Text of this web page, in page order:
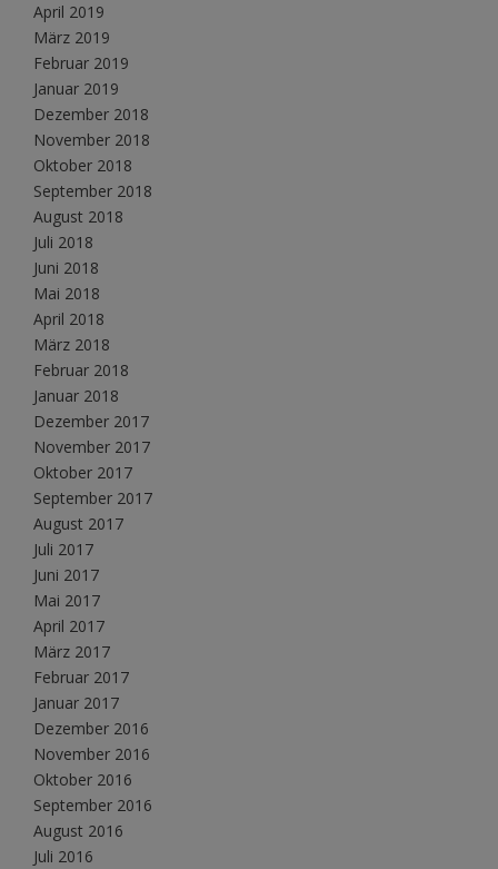
April 2019
März 2019
Februar 2019
Januar 2019
Dezember 2018
November 2018
Oktober 2018
September 2018
August 2018
Juli 2018
Juni 2018
Mai 2018
April 2018
März 2018
Februar 2018
Januar 2018
Dezember 2017
November 2017
Oktober 2017
September 2017
August 2017
Juli 2017
Juni 2017
Mai 2017
April 2017
März 2017
Februar 2017
Januar 2017
Dezember 2016
November 2016
Oktober 2016
September 2016
August 2016
Juli 2016